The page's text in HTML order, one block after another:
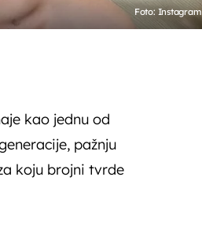
Foto: Instagram
kao jednu od
pažnju
koju brojni tvrde